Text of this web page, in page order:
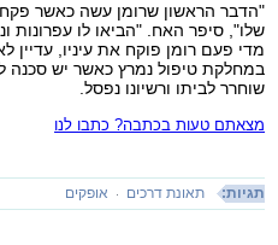
"הדבר הראשון שרומן עשה כאשר פקח
שלו", סיפר האח. "הביאו לו
מדי פעם רומן פוקח את עיניו,
במחלקת טיפול נמרץ כאשר יש סכנה
שוחרר לביתו ורשיונו נפסל.
מצאתם טעות בכתבה? כתבו לנו
תגיות: תאונת דרכים אופקים